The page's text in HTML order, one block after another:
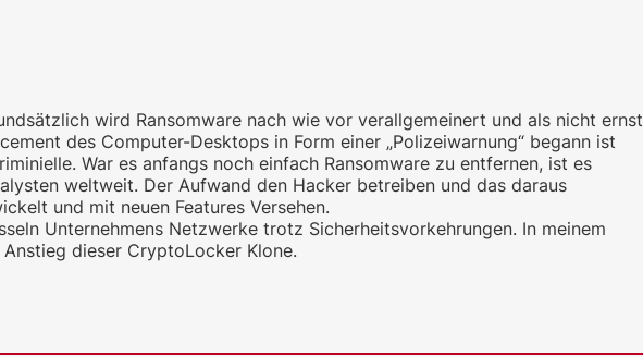
wird Ransomware nach wie vor verallgemeinert und als nicht ernst
des Computer-Desktops in Form einer „Polizeiwarnung“ begann ist
War es anfangs noch einfach Ransomware zu entfernen, ist es
weltweit. Der Aufwand den Hacker betreiben und das daraus
und mit neuen Features Versehen.
Unternehmens Netzwerke trotz Sicherheitsvorkehrungen. In meinem
dieser CryptoLocker Klone.